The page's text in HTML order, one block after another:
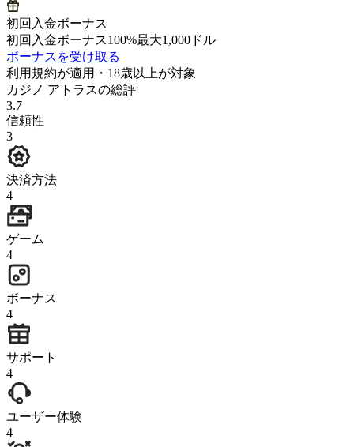
初回入金ボーナス
初回入金ボーナス100%最大1,000ドル
ボーナスを受け取る
利用規約が適用・18歳以上が対象
カジノ アトラスの総評
3.7
信頼性
3
決済方法
4
ゲーム
4
ボーナス
4
サポート
4
ユーザー体験
4